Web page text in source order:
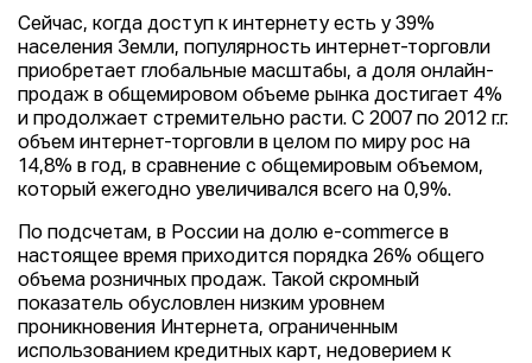
Сейчас, когда доступ к интернету есть у 39%
населения Земли, популярность интернет-торговли
приобретает глобальные масштабы, а доля онлайн-
продаж в общемировом объеме рынка достигает 4%
и продолжает стремительно расти. С 2007 по 2012 г.г.
объем интернет-торговли в целом по миру рос на
14,8% в год, в сравнение с общемировым объемом,
который ежегодно увеличивался всего на 0,9%.
По подсчетам, в России на долю e-commerce в
настоящее время приходится порядка 26% общего
объема розничных продаж. Такой скромный
показатель обусловлен низким уровнем
проникновения Интернета, ограниченным
использованием кредитных карт, недоверием к